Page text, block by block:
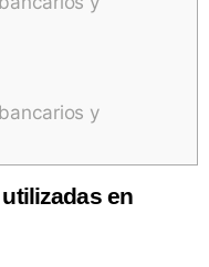
y
en